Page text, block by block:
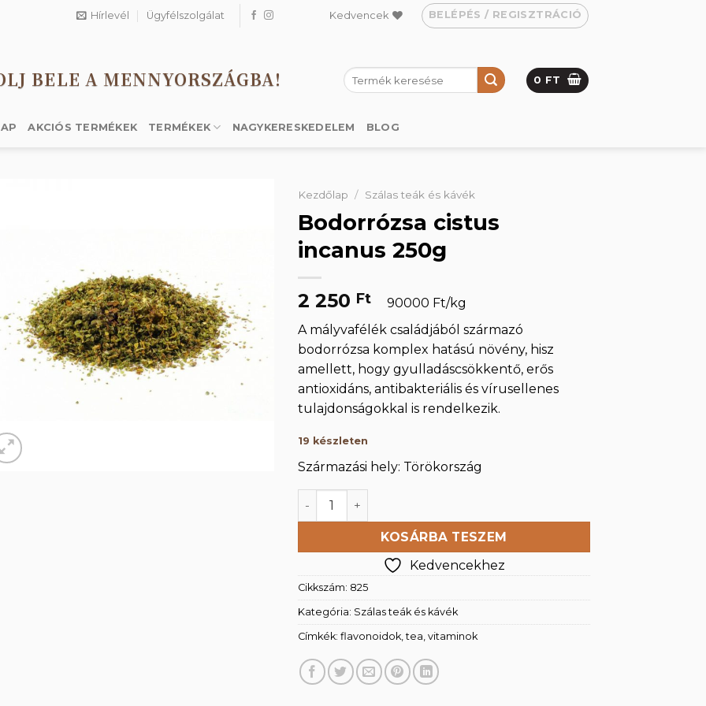
Hírlevél Ügyfélszolgálat Kedvencek BELÉPÉS / REGISZTRÁCIÓ
BELE A MENNYORSZÁGBA!
Keresés
a
0 FT
AKCIÓS TERMÉKEK TERMÉKEK NAGYKERESKEDELEM BLOG
Kezdőlap / Szálas teák és kávék
Bodorrózsa cistus
incanus 250g
2 250 Ft
90000 Ft/kg
A mályvafélék családjából származó
bodorrózsa komplex hatású növény, hisz
amellett, hogy gyulladáscsökkentő, erős
antioxidáns, antibakteriális és vírusellenes
tulajdonságokkal is rendelkezik.
19 készleten
Származási hely: Törökország
Bodorrózsa cistus incanus 250g mennyiség
KOSÁRBA TESZEM
Kedvencekhez
Cikkszám: 825
Kategória: Szálas teák és kávék
Címkék:flavonoidok,tea,vitaminok